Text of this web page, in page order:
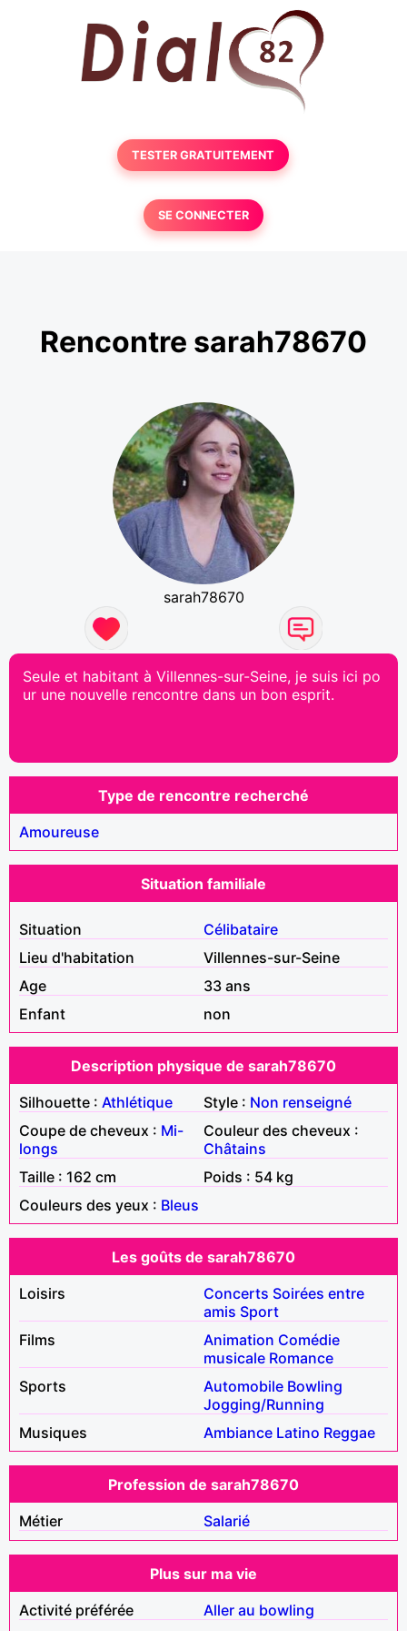
TESTER GRATUITEMENT
SE CONNECTER
Rencontre sarah78670
sarah78670
Seule et habitant à Villennes-sur-Seine, je suis ici po
ur une nouvelle rencontre dans un bon esprit.
Type de rencontre recherché
Amoureuse
Situation familiale
Situation
Célibataire
Lieu d'habitation
Villennes-sur-Seine
Age
33 ans
Enfant
non
Description physique de sarah78670
Silhouette : Athlétique Style : Non renseigné
Coupe de cheveux : Mi-
longs
Couleur des cheveux :
Châtains
Taille : 162 cm
Poids : 54 kg
Couleurs des yeux : Bleus
Les goûts de sarah78670
Loisirs
Concerts Soirées entre
amis Sport
Films
Animation Comédie
musicale Romance
Sports
Automobile Bowling
Jogging/Running
Musiques
Ambiance Latino Reggae
Profession de sarah78670
Métier
Salarié
Plus sur ma vie
Activité préférée
Aller au bowling